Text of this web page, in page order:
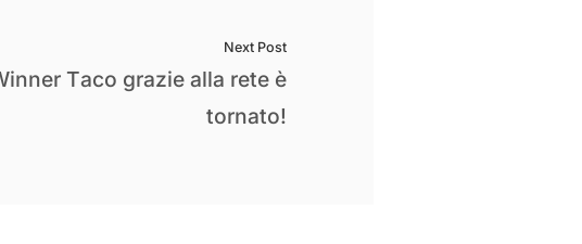
Next Post
Taco grazie alla rete è
tornato!